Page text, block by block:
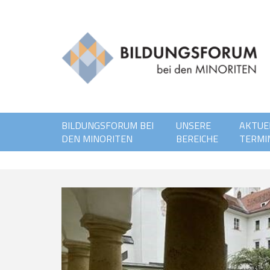
BILDUNGSFORUM BEI
DEN MINORITEN
UNSERE
BEREICHE
11.8. sowie vom